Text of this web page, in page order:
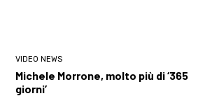
VIDEO NEWS
Michele Morrone, molto più di ‘365
giorni’